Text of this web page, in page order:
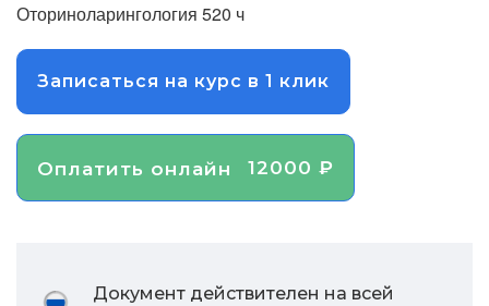
Оториноларингология 520 ч
Записаться на курс в 1 клик
Оплатить онлайн 12000 ₽
Документ действителен на всей